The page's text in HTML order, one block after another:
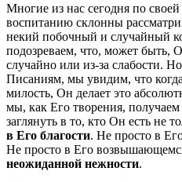
Многие из нас сегодня по
воспитанию склонны
некий побочный и случайный
подозреваем, что, может быть,
случайно или из-за слабости.
Писаниям, мы увидим, что
милость, Он делает это
мы, как Его творения, получаем
заглянуть в то, кто Он есть не
в Его благости. Не просто в
Не просто в Его
неожиданной нежности.